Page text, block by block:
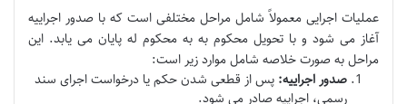
عملیات اجرایی معمولاً شامل مراحل مختلفی است که با صدور اجراییه
آغاز می شود و با تحویل محکوم به به محکوم له پایان می یابد. این
مراحل به صورت خلاصه شامل موارد زیر است:
صدور اجراییه: پس از قطعی شدن حکم یا درخواست اجرای سند
رسمی، اجراییه صادر می شود.